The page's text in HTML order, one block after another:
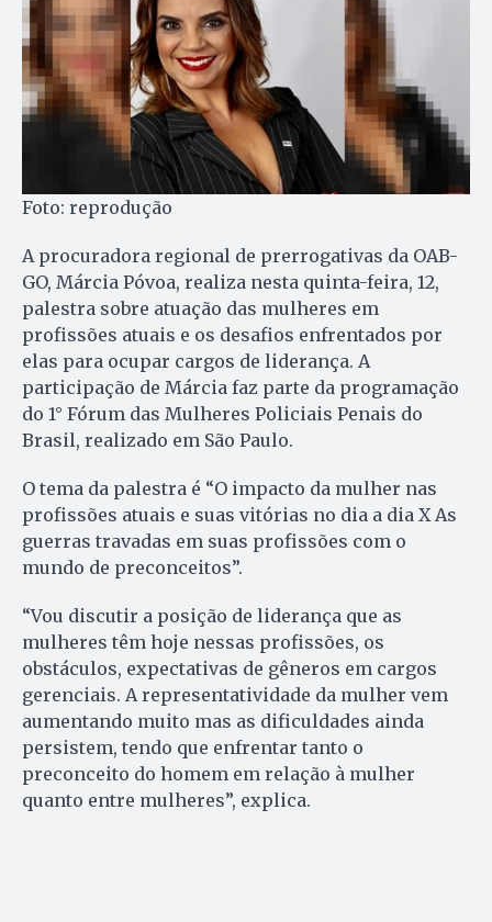
Foto: reprodução
A procuradora regional de prerrogativas da OAB-
GO, Márcia Póvoa, realiza nesta quinta-feira, 12,
palestra sobre atuação das mulheres em
profissões atuais e os desafios enfrentados por
elas para ocupar cargos de liderança. A
participação de Márcia faz parte da programação
do 1° Fórum das Mulheres Policiais Penais do
Brasil, realizado em São Paulo.
O tema da palestra é “O impacto da mulher nas
profissões atuais e suas vitórias no dia a dia X As
guerras travadas em suas profissões com o
mundo de preconceitos”.
“Vou discutir a posição de liderança que as
mulheres têm hoje nessas profissões, os
obstáculos, expectativas de gêneros em cargos
gerenciais. A representatividade da mulher vem
aumentando muito mas as dificuldades ainda
persistem, tendo que enfrentar tanto o
preconceito do homem em relação à mulher
quanto entre mulheres”, explica.